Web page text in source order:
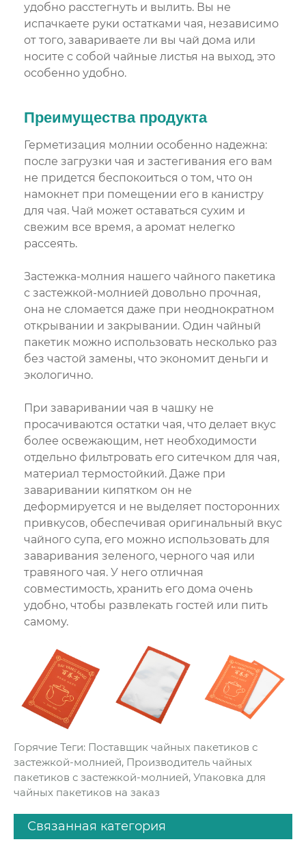
удобно расстегнуть и вылить. Вы не
испачкаете руки остатками чая, независимо
от того, завариваете ли вы чай дома или
носите с собой чайные листья на выход, это
особенно удобно.
Преимущества продукта
Герметизация молнии особенно надежна:
после загрузки чая и застегивания его вам
не придется беспокоиться о том, что он
намокнет при помещении его в канистру
для чая. Чай может оставаться сухим и
свежим все время, а аромат нелегко
рассеять.
Застежка-молния нашего чайного пакетика
с застежкой-молнией довольно прочная,
она не сломается даже при неоднократном
открывании и закрывании. Один чайный
пакетик можно использовать несколько раз
без частой замены, что экономит деньги и
экологично.
При заваривании чая в чашку не
просачиваются остатки чая, что делает вкус
более освежающим, нет необходимости
отдельно фильтровать его ситечком для чая,
материал термостойкий. Даже при
заваривании кипятком он не
деформируется и не выделяет посторонних
привкусов, обеспечивая оригинальный вкус
чайного супа, его можно использовать для
заваривания зеленого, черного чая или
травяного чая. У него отличная
совместимость, хранить его дома очень
удобно, чтобы развлекать гостей или пить
самому.
Горячие Теги: Поставщик чайных пакетиков с
застежкой-молнией, Производитель чайных
пакетиков с застежкой-молнией, Упаковка для
чайных пакетиков на заказ
Связанная категория